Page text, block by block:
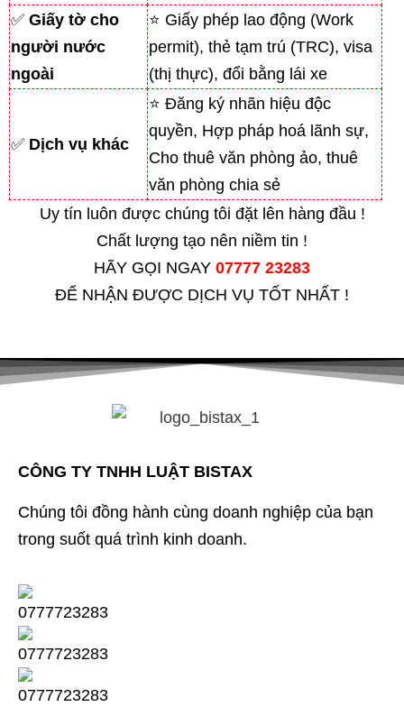
✅ Giấy tờ cho
người nước
ngoài
⭐ Giấy phép lao động (Work
permit), thẻ tạm trú (TRC), visa
(thị thực), đổi bằng lái xe
✅ Dịch vụ khác
⭐ Đăng ký nhãn hiệu độc
quyền, Hợp pháp hoá lãnh sự,
Cho thuê văn phòng ảo, thuê
văn phòng chia sẻ
Uy tín luôn được chúng tôi đặt lên hàng đầu !
Chất lượng tạo nên niềm tin !
HÃY GỌI NGAY 07777 23283
ĐỂ NHẬN ĐƯỢC DỊCH VỤ TỐT NHẤT !
CÔNG TY TNHH LUẬT BISTAX
Chúng tôi đồng hành cùng doanh nghiệp của bạn
trong suốt quá trình kinh doanh.